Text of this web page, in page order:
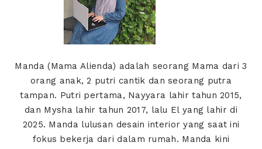
Manda (Mama Alienda) adalah seorang Mama dari 3
orang anak, 2 putri cantik dan seorang putra
tampan. Putri pertama, Nayyara lahir tahun 2015,
dan Mysha lahir tahun 2017, lalu El yang lahir di
2025. Manda lulusan desain interior yang saat ini
fokus bekerja dari dalam rumah. Manda kini